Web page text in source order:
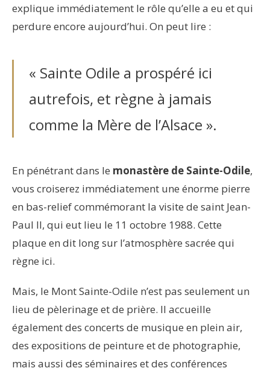
explique immédiatement le rôle qu’elle a eu et qui
perdure encore aujourd’hui. On peut lire :
« Sainte Odile a prospéré ici
autrefois, et règne à jamais
comme la Mère de l’Alsace ».
En pénétrant dans le monastère de Sainte-Odile,
vous croiserez immédiatement une énorme pierre
en bas-relief commémorant la visite de saint Jean-
Paul II, qui eut lieu le 11 octobre 1988. Cette
plaque en dit long sur l’atmosphère sacrée qui
règne ici.
Mais, le Mont Sainte-Odile n’est pas seulement un
lieu de pèlerinage et de prière. Il accueille
également des concerts de musique en plein air,
des expositions de peinture et de photographie,
mais aussi des séminaires et des conférences